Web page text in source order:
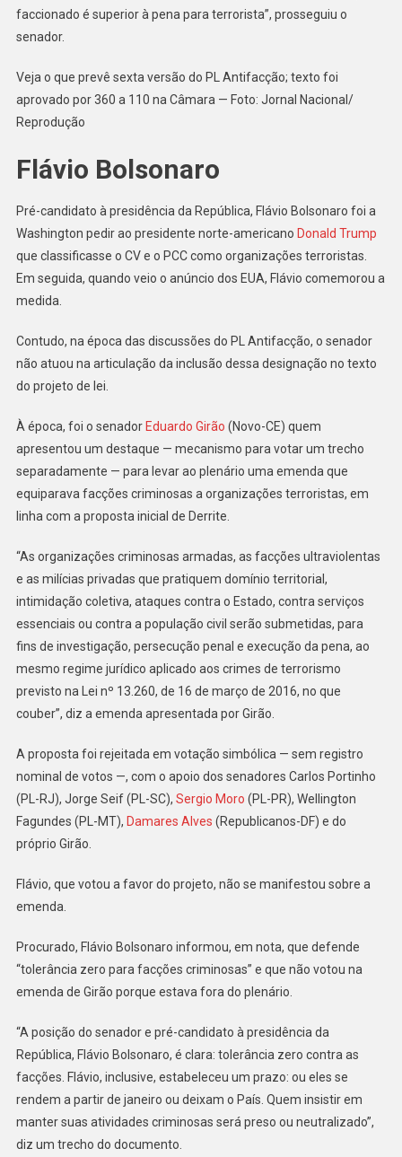
faccionado é superior à pena para terrorista”, prosseguiu o
senador.
Veja o que prevê sexta versão do PL Antifacção; texto foi
aprovado por 360 a 110 na Câmara — Foto: Jornal Nacional/
Reprodução
Flávio Bolsonaro
Pré-candidato à presidência da República, Flávio Bolsonaro foi a
Washington pedir ao presidente norte-americano Donald Trump
que classificasse o CV e o PCC como organizações terroristas.
Em seguida, quando veio o anúncio dos EUA, Flávio comemorou a
medida.
Contudo, na época das discussões do PL Antifacção, o senador
não atuou na articulação da inclusão dessa designação no texto
do projeto de lei.
À época, foi o senadorEduardo Girão (Novo-CE) quem
apresentou um destaque — mecanismo para votar um trecho
separadamente — para levar ao plenário uma emenda que
equiparava facções criminosas a organizações terroristas, em
linha com a proposta inicial de Derrite.
“As organizações criminosas armadas, as facções ultraviolentas
e as milícias privadas que pratiquem domínio territorial,
intimidação coletiva, ataques contra o Estado, contra serviços
essenciais ou contra a população civil serão submetidas, para
fins de investigação, persecução penal e execução da pena, ao
mesmo regime jurídico aplicado aos crimes de terrorismo
previsto na Lei nº 13.260, de 16 de março de 2016, no que
couber”, diz a emenda apresentada por Girão.
A proposta foi rejeitada em votação simbólica — sem registro
nominal de votos —, com o apoio dos senadores Carlos Portinho
(PL-RJ), Jorge Seif (PL-SC), Sergio Moro (PL-PR), Wellington
Fagundes (PL-MT), Damares Alves (Republicanos-DF) e do
próprio Girão.
Flávio, que votou a favor do projeto, não se manifestou sobre a
emenda.
Procurado, Flávio Bolsonaro informou, em nota, que defende
“tolerância zero para facções criminosas” e que não votou na
emenda de Girão porque estava fora do plenário.
“A posição do senador e pré-candidato à presidência da
República, Flávio Bolsonaro, é clara: tolerância zero contra as
facções. Flávio, inclusive, estabeleceu um prazo: ou eles se
rendem a partir de janeiro ou deixam o País. Quem insistir em
manter suas atividades criminosas será preso ou neutralizado”,
diz um trecho do documento.